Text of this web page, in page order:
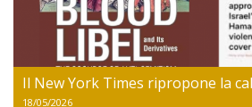
Il New York Times ripropone la
18/05/2026